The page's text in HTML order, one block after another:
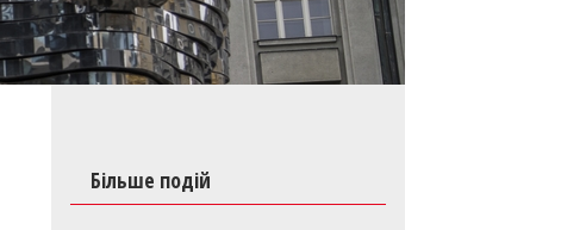
Більше подій